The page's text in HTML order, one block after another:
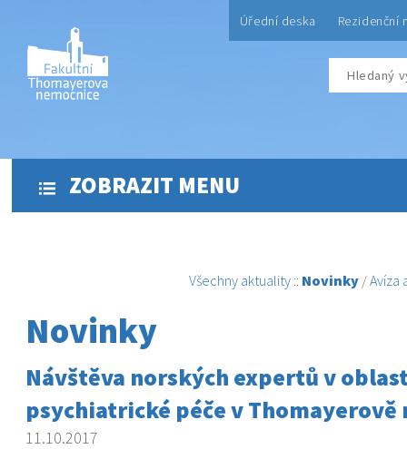
Úřední deska Rezidenční
ZOBRAZIT MENU
Všechny aktuality :: Novinky /Avíza
Novinky
Návštěva norských expertů v
psychiatrické péče v Thomayerově
11.10.2017